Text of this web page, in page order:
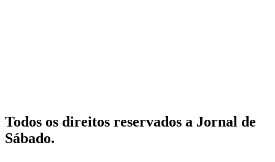
Todos os direitos reservados a Jornal de
Sábado.